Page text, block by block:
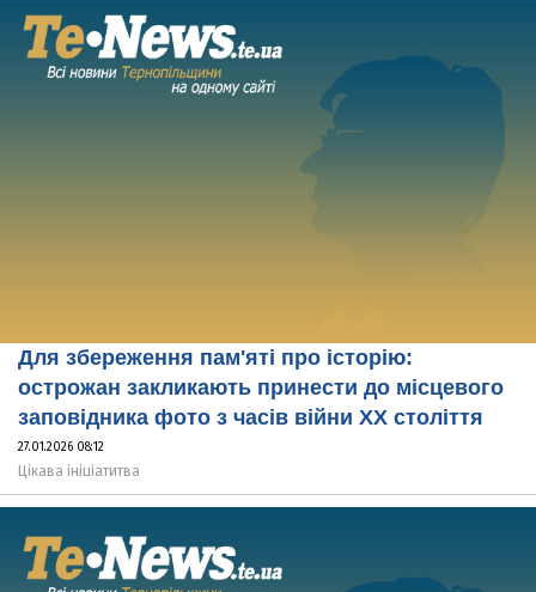
Для збереження пам'яті про історію:
острожан закликають принести до місцевого
заповідника фото з часів війни XX століття
27.01.2026 08:12
Цікава ініціатитва